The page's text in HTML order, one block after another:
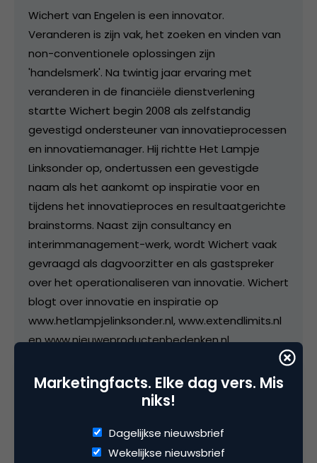
Wichert van Engelen is een innovator.
Veranderen is zijn vak, het zoeken en vinden van
non-conventionele oplossingen zijn
'handelsmerk'. Na twintig jaar ervaring met
veranderen in de financiële dienstverlening
startte Wichert begin 2008 als zelfstandig
gevestigd ondersteuner van innovatieprocessen
en innovatiemanager. Hij richtte Het Lampje
Linksonder op, ondertussen een gevestigde
naam als het aankomt op inspiratie voor en
tijdens het innovatieproces en resultaatgerichte
brainstorms. Naast zijn consultancy en
interimmanagement-werk, wordt Wichert vaak
gevraagd als dagvoorzitter en als gastspreker
over het operationaliseren van innovatie. Wichert
blogt over innovatie en inspiratie op
www.hetlampjelinksonder.nl, www.extendlimits.nl
en www.nieuweproductenbedenken.nl
Contentmarketing & Storytelling
Marketingfacts. Elke dag vers. Mis
niks!
Dagelijkse nieuwsbrief
Wekelijkse nieuwsbrief